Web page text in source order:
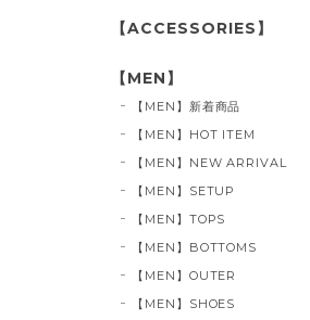
【ACCESSORIES】
【MEN】
【MEN】新着商品
【MEN】HOT ITEM
【MEN】NEW ARRIVAL
【MEN】SETUP
【MEN】TOPS
【MEN】BOTTOMS
【MEN】OUTER
【MEN】SHOES